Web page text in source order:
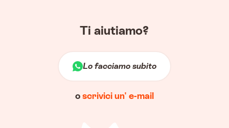
Ti aiutiamo?
Lo facciamo subito
o scrivici un' e-mail